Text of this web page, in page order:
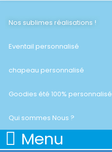
Nos sublimes réalisations !
Eventail personnalisé
chapeau personnalisé
Goodies été 100% personnalisé
Qui sommes Nous ?
Menu